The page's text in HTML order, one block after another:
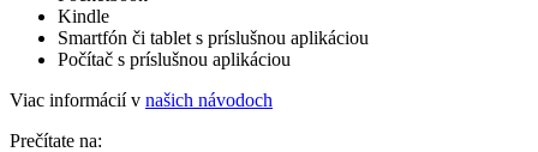
Kindle
Smartfón či tablet s príslušnou aplikáciou
Počítač s príslušnou aplikáciou
Viac informácií v našich návodoch
Prečítate na: